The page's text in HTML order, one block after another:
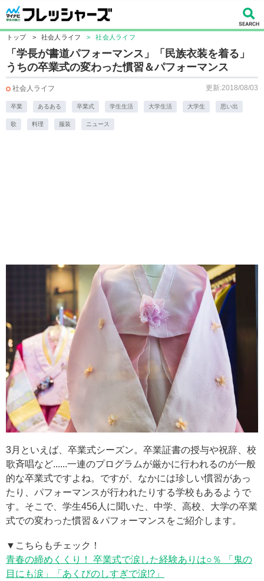
トップ > 社会人ライフ > 社会人ライフ
「学長が書道パフォーマンス」「民族衣装を着る」
うちの卒業式の変わった慣習＆パフォーマンス
社会人ライフ 更新:2018/08/03
卒業 あるある 卒業式 学生生活 大学生活 大学生 思い出
歌 料理 服装 ニュース
3月といえば、卒業式シーズン。卒業証書の授与や祝辞、校
歌斉唱など......一連のプログラムが厳かに行われるのが一般
的な卒業式ですよね。ですが、なかには珍しい慣習があっ
たり、パフォーマンスが行われたりする学校もあるようで
す。そこで、学生456人に聞いた、中学、高校、大学の卒業
式での変わった慣習＆パフォーマンスをご紹介します。
▼こちらもチェック！
青春の締めくくり！ 卒業式で涙した経験ありは○％ 「鬼の
目にも涙」「あくびのしすぎで涙!?」